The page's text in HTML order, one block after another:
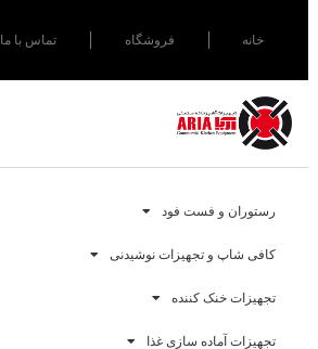
خانه فروشگاه تماس با ما
رستوران و فست فود
کافی شاپ و تجهیزات نوشیدنی
تجهیزات خنک کننده
تجهیزات آماده سازی غذا